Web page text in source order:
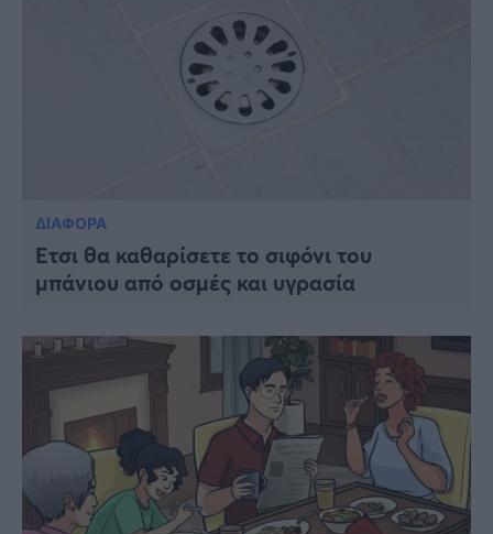
ΔΙΑΦΟΡΑ
Έτσι θα καθαρίσετε το σιφόνι του
μπάνιου από οσμές και υγρασία